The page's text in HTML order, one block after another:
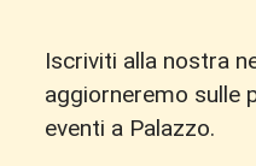
Iscriviti alla nostra
aggiorneremo sulle
eventi a Palazzo.